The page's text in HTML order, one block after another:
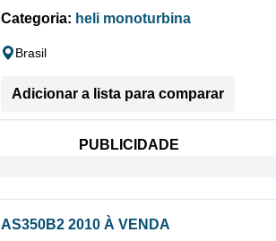
Categoria: heli monoturbina
Brasil
Adicionar a lista para comparar
PUBLICIDADE
AS350B2 2010 À VENDA